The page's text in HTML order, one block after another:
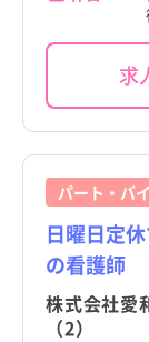
求
パート・バ
日曜日定
の看護師
株式会社愛
（2）